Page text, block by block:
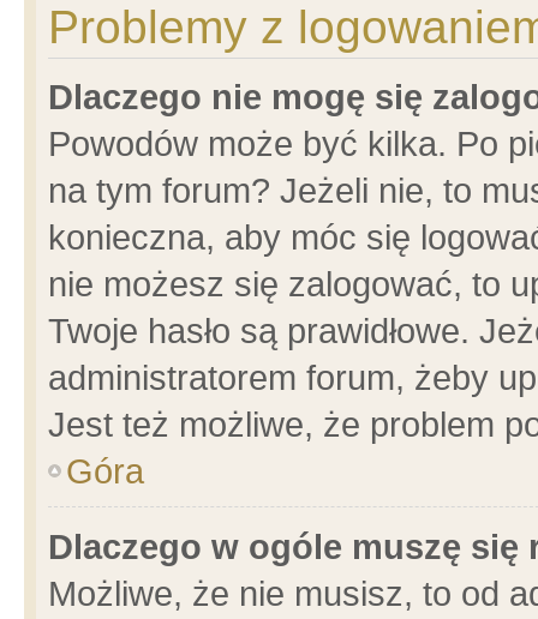
Problemy z
Dlaczego nie mogę się
Powodów może być kilka. Po
na tym forum? Jeżeli nie, to
konieczna, aby móc się
nie możesz się zalogować, to
Twoje hasło są prawidłowe.
administratorem forum, żeby
Jest też możliwe, że problem
Góra
Dlaczego w ogóle muszę się
Możliwe, że nie musisz, to od